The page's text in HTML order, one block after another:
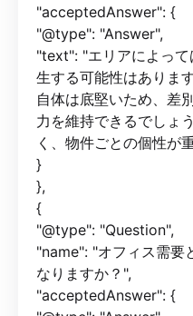
"acceptedAnswer": {
"@type": "Answer",
"text": "エリアによっ
生する可能性はありま
自体は底堅いため、差
力を維持できるでしょ
く、物件ごとの個性が
}
},
{
"@type": "Question",
"name": "オフィス需要
なりますか？",
"acceptedAnswer": {